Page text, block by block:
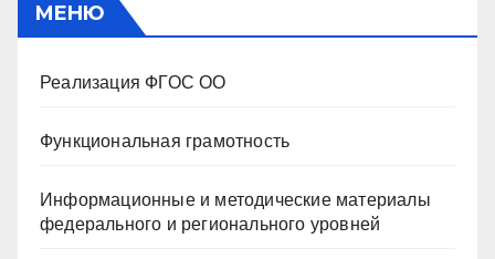
МЕНЮ
Реализация ФГОС ОО
Функциональная грамотность
Информационные и методические материалы
федерального и регионального уровней